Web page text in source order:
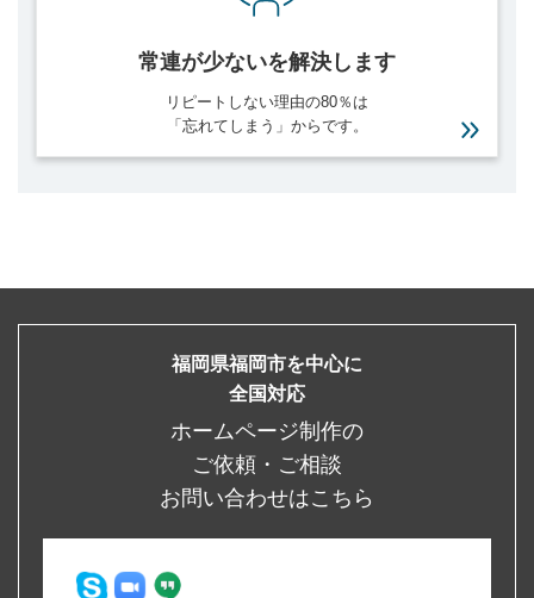
常連が少ないを解決します
リピートしない理由の80％は
「忘れてしまう」からです。
福岡県福岡市を中心に
全国対応
ホームページ制作の
ご依頼・ご相談
お問い合わせはこちら